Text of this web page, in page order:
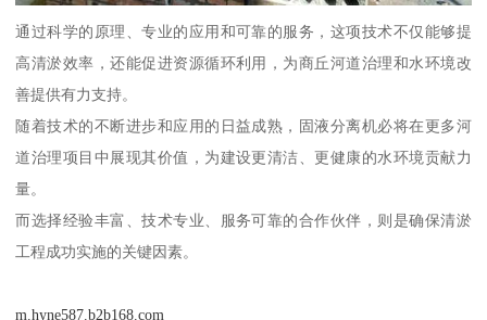
通过科学的原理、专业的应用和可靠的服务，这项技术不仅能够提
高清淤效率，还能促进资源循环利用，为商丘河道治理和水环境改
善提供有力支持。
随着技术的不断进步和应用的日益成熟，固液分离机必将在更多河
道治理项目中展现其价值，为建设更清洁、更健康的水环境贡献力
量。
而选择经验丰富、技术专业、服务可靠的合作伙伴，则是确保清淤
工程成功实施的关键因素。
m.hyne587.b2b168.com